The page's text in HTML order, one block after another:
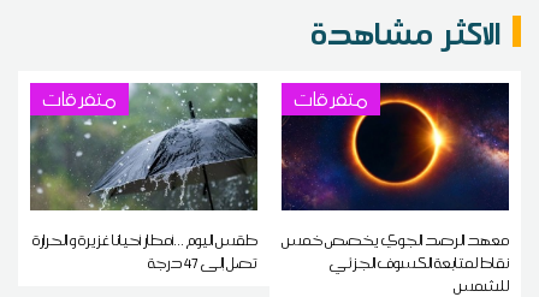
الاكثر مشاهدة
متفرقات
معهد الرصد الجوي يخصص خمس
نقاط لمتابعة الكسوف الجزئي
للشمس
متفرقات
طقس اليوم ...أمطار أحيانا غزيرة و الحرارة
تصل إلى 47 درجة